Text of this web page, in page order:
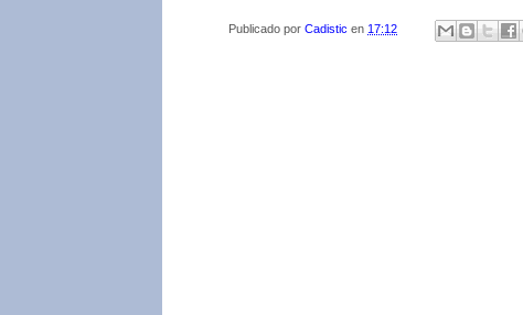
Publicado por Cadistic en 17:12